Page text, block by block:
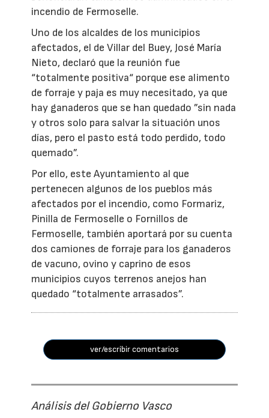
incendio de Fermoselle.
Uno de los alcaldes de los municipios
afectados, el de Villar del Buey, José María
Nieto, declaró que la reunión fue
“totalmente positiva“ porque ese alimento
de forraje y paja es muy necesitado, ya que
hay ganaderos que se han quedado ”sin nada
y otros solo para salvar la situación unos
días, pero el pasto está todo perdido, todo
quemado”.
Por ello, este Ayuntamiento al que
pertenecen algunos de los pueblos más
afectados por el incendio, como Formariz,
Pinilla de Fermoselle o Fornillos de
Fermoselle, también aportará por su cuenta
dos camiones de forraje para los ganaderos
de vacuno, ovino y caprino de esos
municipios cuyos terrenos anejos han
quedado “totalmente arrasados”.
ver/escribir comentarios
Análisis del Gobierno Vasco